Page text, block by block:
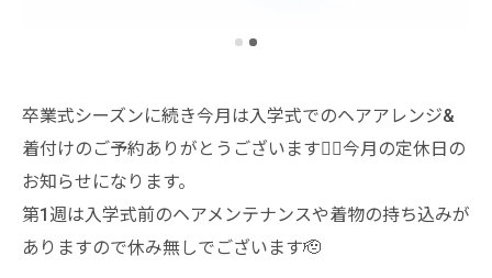
卒業式シーズンに続き今月は入学式でのヘアアレンジ&
着付けのご予約ありがとうございます🙇‍♂️今月の定休日の
お知らせになります。
第1週は入学式前のヘアメンテナンスや着物の持ち込みが
ありますので休み無しでございます🫡